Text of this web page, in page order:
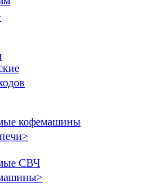
кофемашины
>
СВЧ
>